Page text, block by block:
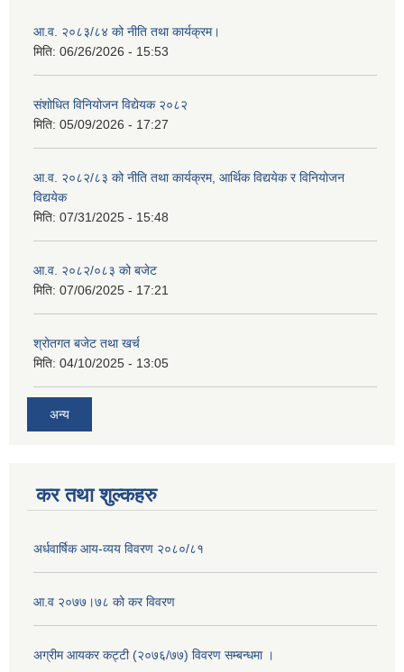
आ.व. २०८३/८४ को नीति तथा कार्यक्रम।
मिति: 06/26/2026 - 15:53
संशोधित विनियोजन विद्येयक २०८२
मिति: 05/09/2026 - 17:27
आ.व. २०८२/८३ को नीति तथा कार्यक्रम, आर्थिक विद्ययेक र विनियोजन
विद्ययेक
मिति: 07/31/2025 - 15:48
आ.व. २०८२/०८३ को बजेट
मिति: 07/06/2025 - 17:21
श्रोतगत बजेट तथा खर्च
मिति: 04/10/2025 - 13:05
अन्य
कर तथा शुल्कहरु
अर्धवार्षिक आय-व्यय विवरण २०८०/८१
आ.व २०७७।७८ को कर विवरण
अग्रीम आयकर कट्टी (२०७६/७७) विवरण सम्बन्धमा ।